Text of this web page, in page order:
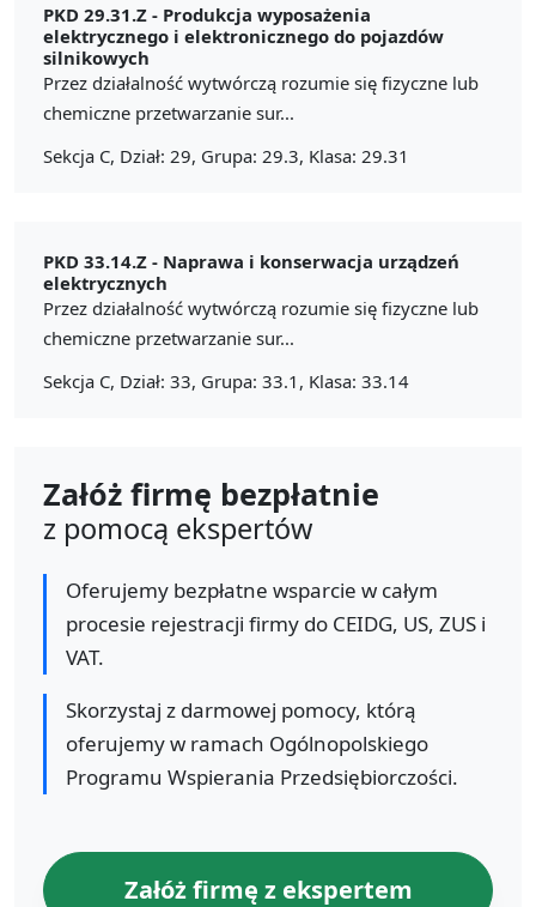
PKD 29.31.Z - Produkcja wyposażenia
elektrycznego i elektronicznego do pojazdów
silnikowych
Przez działalność wytwórczą rozumie się fizyczne lub
chemiczne przetwarzanie sur...
Sekcja C, Dział: 29, Grupa: 29.3, Klasa: 29.31
PKD 33.14.Z - Naprawa i konserwacja urządzeń
elektrycznych
Przez działalność wytwórczą rozumie się fizyczne lub
chemiczne przetwarzanie sur...
Sekcja C, Dział: 33, Grupa: 33.1, Klasa: 33.14
Załóż firmę bezpłatnie
z pomocą ekspertów
Oferujemy bezpłatne wsparcie w całym
procesie rejestracji firmy do CEIDG, US, ZUS i
VAT.
Skorzystaj z darmowej pomocy, którą
oferujemy w ramach Ogólnopolskiego
Programu Wspierania Przedsiębiorczości.
Załóż firmę z ekspertem